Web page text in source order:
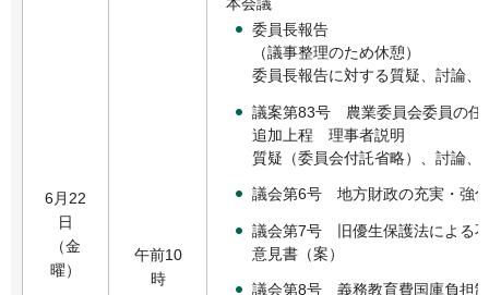
6月22
日
（金
曜）
午前10
時
委員長報告
（議事整理のため休憩）
委員長報告に対する質疑、討論、
議案第83号 農業委員会委員の任
追加上程 理事者説明
質疑（委員会付託省略）、討論、
議会第6号 地方財政の充実・強
議会第7号 旧優生保護法による
意見書（案）
議会第8号 義務教育費国庫負担